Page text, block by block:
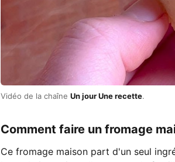
Vidéo de la chaîne Un jour Une recette.
Comment faire un fromage
Ce fromage maison part d'un seul